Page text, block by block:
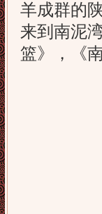
羊成群的
来到南泥
篮》，《